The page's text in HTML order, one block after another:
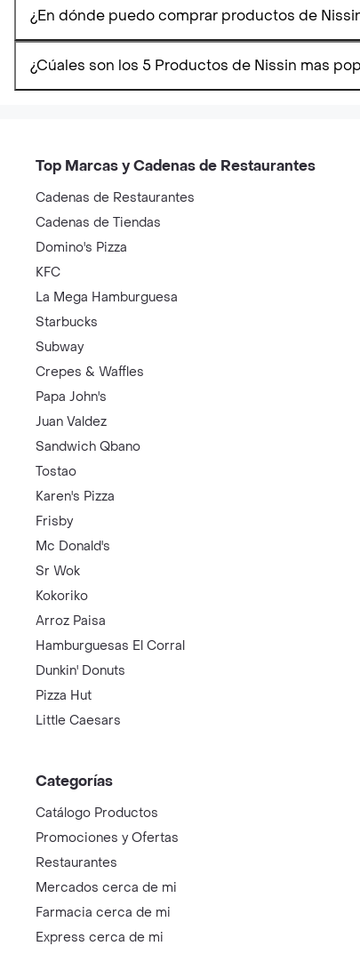
¿En dónde puedo comprar productos de
¿Cúales son los 5 Productos de Nissin mas
Top Marcas y Cadenas de Restaurantes
Cadenas de Restaurantes
Cadenas de Tiendas
Domino's Pizza
KFC
La Mega Hamburguesa
Starbucks
Subway
Crepes & Waffles
Papa John's
Juan Valdez
Sandwich Qbano
Tostao
Karen's Pizza
Frisby
Mc Donald's
Sr Wok
Kokoriko
Arroz Paisa
Hamburguesas El Corral
Dunkin' Donuts
Pizza Hut
Little Caesars
Categorías
Catálogo Productos
Promociones y Ofertas
Restaurantes
Mercados cerca de mi
Farmacia cerca de mi
Express cerca de mi